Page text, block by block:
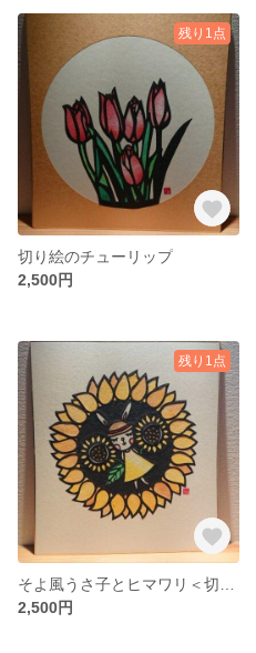
残り1点
切り絵のチューリップ
2,500円
残り1点
2,500円